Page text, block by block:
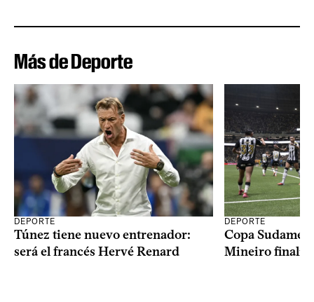
Más de Deporte
DEPORTE
Túnez tiene nuevo entrenador:
será el francés Hervé Renard
DEPORTE
Copa
Mineiro